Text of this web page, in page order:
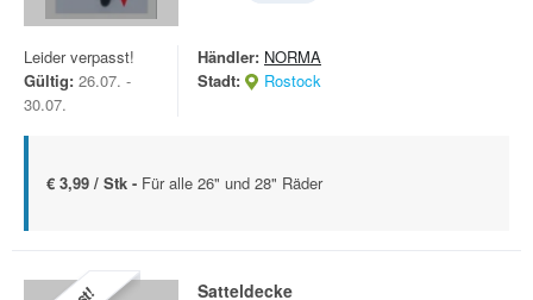
Leider verpasst!
Gültig: 26.07. -
30.07.
Händler: NORMA
Stadt:
Rostock
€ 3,99 / Stk - Für alle 26" und 28" Räder
Satteldecke